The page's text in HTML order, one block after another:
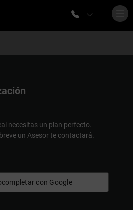
necesitas un plan perfecto.
un Asesor te contactará.
con Google